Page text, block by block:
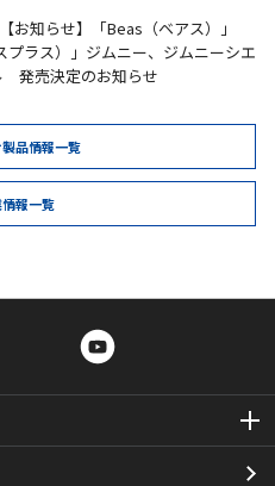
お知らせ】「Beas（ベアス）」
プラス）」ジムニー、ジムニーシエ
発売決定のお知らせ
品情報一覧
報一覧
Twitter